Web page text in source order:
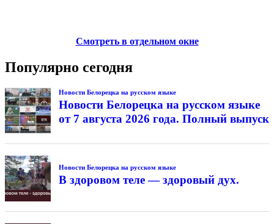
Смотреть в отдельном окне
Популярно сегодня
Новости Белорецка на русском языке
Новости Белорецка на русском языке
от 7 августа 2026 года. Полный выпуск
Новости Белорецка на русском языке
В здоровом теле — здоровый дух.